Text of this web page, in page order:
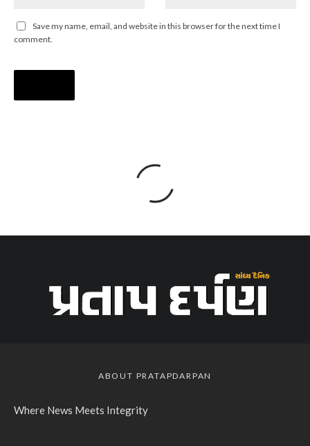
Save my name, email, and website in this browser for the next time I
comment.
ABOUT PRATAPDARPAN
Where News Meets Integrity